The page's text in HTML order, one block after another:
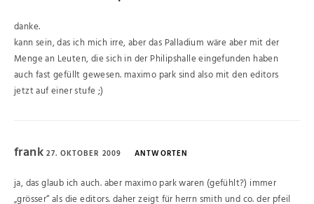
danke.
kann sein, das ich mich irre, aber das Palladium wäre aber mit der
Menge an Leuten, die sich in der Philipshalle eingefunden haben
auch fast gefüllt gewesen. maximo park sind also mit den editors
jetzt auf einer stufe ;)
frank27. OKTOBER 2009 ANTWORTEN
ja, das glaub ich auch. aber maximo park waren (gefühlt?) immer
„grösser“ als die editors. daher zeigt für herrn smith und co. der pfeil